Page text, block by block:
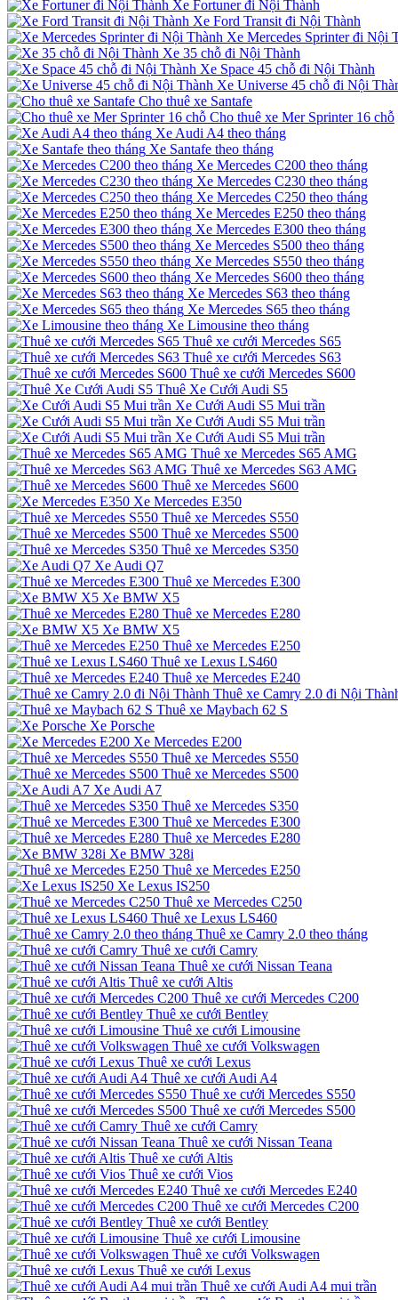
Xe Fortuner đi Nội Thành
Xe Ford Transit đi Nội Thành
Xe Mercedes Sprinter đi Nội
Xe 35 chỗ đi Nội Thành
Xe Space 45 chỗ đi Nội Thành
Xe Universe 45 chỗ đi Nội
Cho thuê xe Santafe
Cho thuê xe Mer Sprinter 16 chỗ
Xe Audi A4 theo tháng
Xe Santafe theo tháng
Xe Mercedes C200 theo tháng
Xe Mercedes C230 theo tháng
Xe Mercedes C250 theo tháng
Xe Mercedes E250 theo tháng
Xe Mercedes E300 theo tháng
Xe Mercedes S500 theo tháng
Xe Mercedes S550 theo tháng
Xe Mercedes S600 theo tháng
Xe Mercedes S63 theo tháng
Xe Mercedes S65 theo tháng
Xe Limousine theo tháng
Thuê xe cưới Mercedes S65
Thuê xe cưới Mercedes S63
Thuê xe cưới Mercedes S600
Thuê Xe Cưới Audi S5
Xe Cưới Audi S5 Mui trần
Xe Cưới Audi S5 Mui trần
Xe Cưới Audi S5 Mui trần
Thuê xe Mercedes S65 AMG
Thuê xe Mercedes S63 AMG
Thuê xe Mercedes S600
Xe Mercedes E350
Thuê xe Mercedes S550
Thuê xe Mercedes S500
Thuê xe Mercedes S350
Xe Audi Q7
Thuê xe Mercedes E300
Xe BMW X5
Thuê xe Mercedes E280
Xe BMW X5
Thuê xe Mercedes E250
Thuê xe Lexus LS460
Thuê xe Mercedes E240
Thuê xe Camry 2.0 đi Nội
Thuê xe Maybach 62 S
Xe Porsche
Xe Mercedes E200
Thuê xe Mercedes S550
Thuê xe Mercedes S500
Xe Audi A7
Thuê xe Mercedes S350
Thuê xe Mercedes E300
Thuê xe Mercedes E280
Xe BMW 328i
Thuê xe Mercedes E250
Xe Lexus IS250
Thuê xe Mercedes C250
Thuê xe Lexus LS460
Thuê xe Camry 2.0 theo tháng
Thuê xe cưới Camry
Thuê xe cưới Nissan Teana
Thuê xe cưới Altis
Thuê xe cưới Mercedes C200
Thuê xe cưới Bentley
Thuê xe cưới Limousine
Thuê xe cưới Volkswagen
Thuê xe cưới Lexus
Thuê xe cưới Audi A4
Thuê xe cưới Mercedes S550
Thuê xe cưới Mercedes S500
Thuê xe cưới Camry
Thuê xe cưới Nissan Teana
Thuê xe cưới Altis
Thuê xe cưới Vios
Thuê xe cưới Mercedes E240
Thuê xe cưới Mercedes C200
Thuê xe cưới Bentley
Thuê xe cưới Limousine
Thuê xe cưới Volkswagen
Thuê xe cưới Lexus
Thuê xe cưới Audi A4 mui trần